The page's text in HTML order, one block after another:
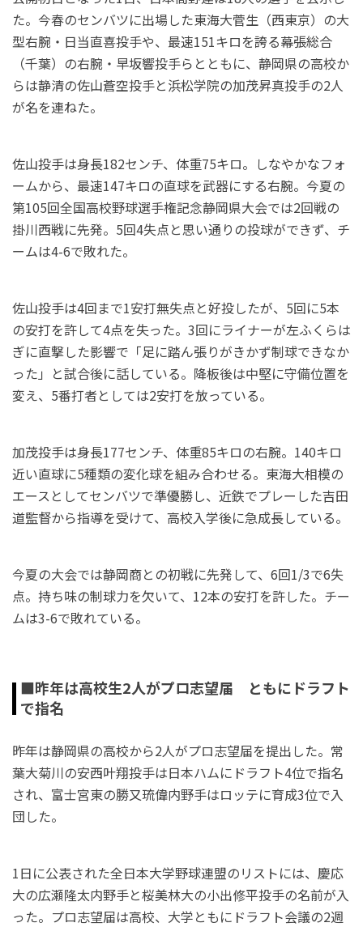
た。今春のセンバツに出場した東海大菅生（西東京）の大
型右腕・日当直喜投手や、最速151キロを誇る幕張総合
（千葉）の右腕・早坂響投手らとともに、静岡県の高校か
らは静清の佐山蒼空投手と浜松学院の加茂昇真投手の2人
が名を連ねた。
佐山投手は身長182センチ、体重75キロ。しなやかなフォ
ームから、最速147キロの直球を武器にする右腕。今夏の
第105回全国高校野球選手権記念静岡県大会では2回戦の
掛川西戦に先発。5回4失点と思い通りの投球ができず、チ
ームは4-6で敗れた。
佐山投手は4回まで1安打無失点と好投したが、5回に5本
の安打を許して4点を失った。3回にライナーが左ふくらは
ぎに直撃した影響で「足に踏ん張りがきかず制球できなか
った」と試合後に話している。降板後は中堅に守備位置を
変え、5番打者としては2安打を放っている。
加茂投手は身長177センチ、体重85キロの右腕。140キロ
近い直球に5種類の変化球を組み合わせる。東海大相模の
エースとしてセンバツで準優勝し、近鉄でプレーした吉田
道監督から指導を受けて、高校入学後に急成長している。
今夏の大会では静岡商との初戦に先発して、6回1/3で6失
点。持ち味の制球力を欠いて、12本の安打を許した。チー
ムは3-6で敗れている。
■昨年は高校生2人がプロ志望届 ともにドラフト
で指名
昨年は静岡県の高校から2人がプロ志望届を提出した。常
葉大菊川の安西叶翔投手は日本ハムにドラフト4位で指名
され、富士宮東の勝又琉偉内野手はロッテに育成3位で入
団した。
1日に公表された全日本大学野球連盟のリストには、慶応
大の広瀬隆太内野手と桜美林大の小出修平投手の名前が入
った。プロ志望届は高校、大学ともにドラフト会議の2週